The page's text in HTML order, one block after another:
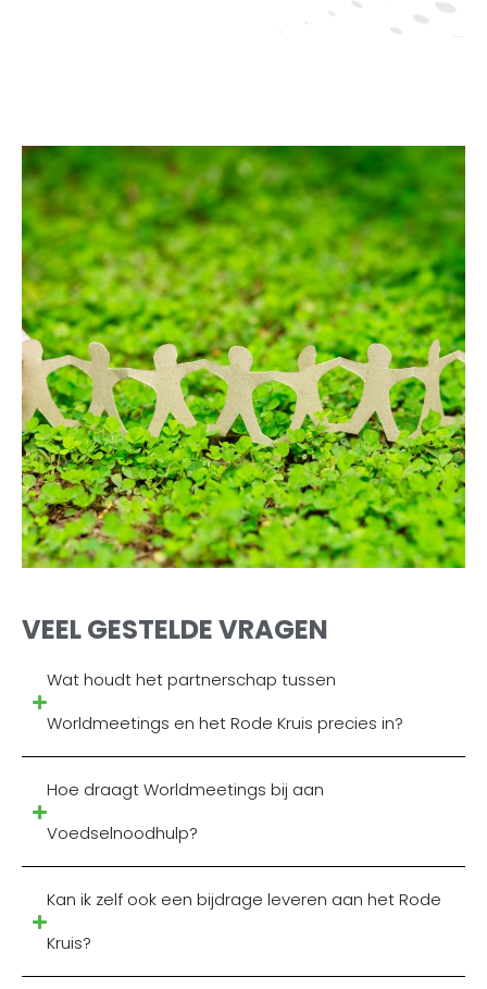
VEEL GESTELDE VRAGEN
Wat houdt het partnerschap tussen
Worldmeetings en het Rode Kruis precies in?
Hoe draagt Worldmeetings bij aan
Voedselnoodhulp?
Kan ik zelf ook een bijdrage leveren aan het Rode
Kruis?